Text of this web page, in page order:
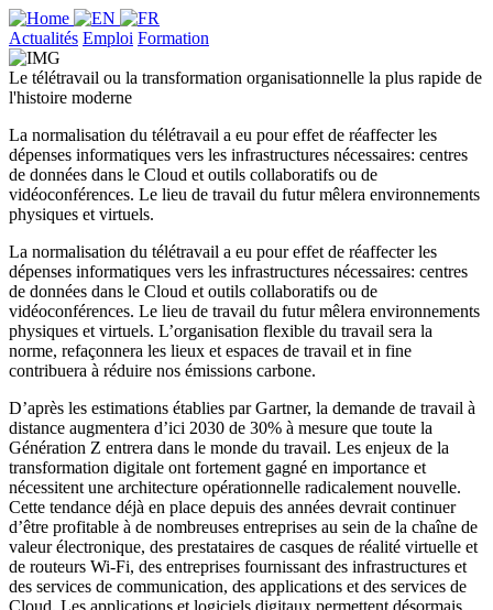
Actualités Emploi Formation
Le télétravail ou la transformation organisationnelle la plus rapide de
l'histoire moderne
La normalisation du télétravail a eu pour effet de réaffecter les
dépenses informatiques vers les infrastructures nécessaires: centres
de données dans le Cloud et outils collaboratifs ou de
vidéoconférences. Le lieu de travail du futur mêlera environnements
physiques et virtuels.
La normalisation du télétravail a eu pour effet de réaffecter les
dépenses informatiques vers les infrastructures nécessaires: centres
de données dans le Cloud et outils collaboratifs ou de
vidéoconférences. Le lieu de travail du futur mêlera environnements
physiques et virtuels. L’organisation flexible du travail sera la
norme, refaçonnera les lieux et espaces de travail et in fine
contribuera à réduire nos émissions carbone.
D’après les estimations établies par Gartner, la demande de travail à
distance augmentera d’ici 2030 de 30% à mesure que toute la
Génération Z entrera dans le monde du travail. Les enjeux de la
transformation digitale ont fortement gagné en importance et
nécessitent une architecture opérationnelle radicalement nouvelle.
Cette tendance déjà en place depuis des années devrait continuer
d’être profitable à de nombreuses entreprises au sein de la chaîne de
valeur électronique, des prestataires de casques de réalité virtuelle et
de routeurs Wi-Fi, des entreprises fournissant des infrastructures et
des services de communication, des applications et des services de
Cloud. Les applications et logiciels digitaux permettent désormais